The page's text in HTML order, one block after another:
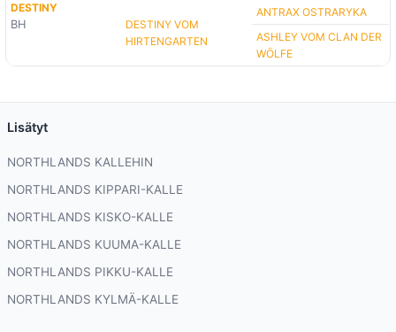
DESTINY
BH
DESTINY VOM
HIRTENGARTEN
ANTRAX OSTRARYKA
ASHLEY VOM CLAN DER
WÖLFE
Lisätyt
NORTHLANDS KALLEHIN
NORTHLANDS KIPPARI-KALLE
NORTHLANDS KISKO-KALLE
NORTHLANDS KUUMA-KALLE
NORTHLANDS PIKKU-KALLE
NORTHLANDS KYLMÄ-KALLE